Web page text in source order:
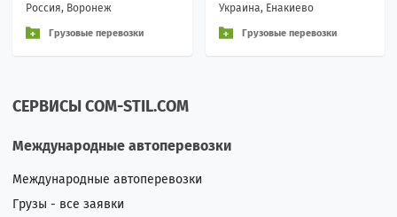
сание Воронеж Енаки
ево
Россия, Воронеж
Грузовые перевозки
Расписание Алексеев
ка Енакиево
Украина, Енакиево
Грузовые перевозки
СЕРВИСЫ COM-STIL.COM
Международные автоперевозки
Международные автоперевозки
Грузы - все заявки